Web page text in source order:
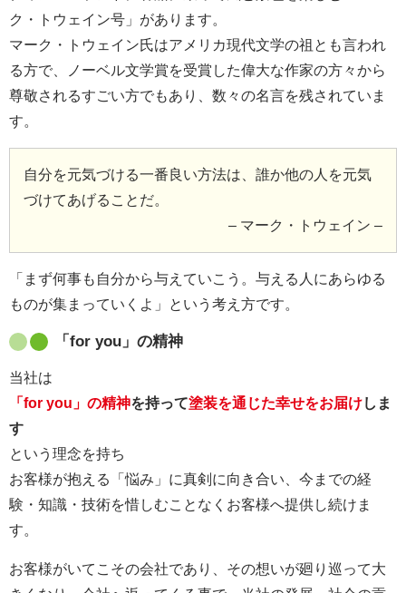
ク・トウェイン号」があります。
マーク・トウェイン氏はアメリカ現代文学の祖とも言われ
る方で、ノーベル文学賞を受賞した偉大な作家の方々から
尊敬されるすごい方でもあり、数々の名言を残されていま
す。
自分を元気づける一番良い方法は、誰か他の人を元気
づけてあげることだ。
– マーク・トウェイン –
「まず何事も自分から与えていこう。与える人にあらゆる
ものが集まっていくよ」という考え方です。
「for you」の精神
当社は
「for you」の精神を持って塗装を通じた幸せをお届けしま
す
という理念を持ち
お客様が抱える「悩み」に真剣に向き合い、今までの経
験・知識・技術を惜しむことなくお客様へ提供し続けま
す。
お客様がいてこその会社であり、その想いが廻り巡って大